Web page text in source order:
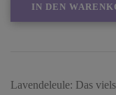
IN DEN
Lavendeleule: Das